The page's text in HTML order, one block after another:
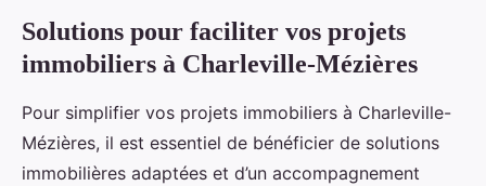
Solutions pour faciliter vos projets
immobiliers à Charleville-Mézières
Pour simplifier vos projets immobiliers à Charleville-
Mézières, il est essentiel de bénéficier de solutions
immobilières adaptées et d’un accompagnement